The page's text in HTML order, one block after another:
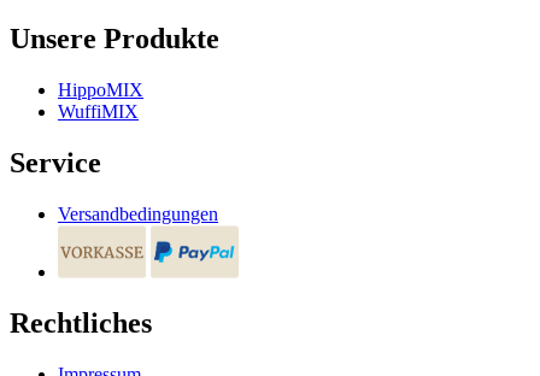
Unsere Produkte
HippoMIX
WuffiMIX
Service
Versandbedingungen
Rechtliches